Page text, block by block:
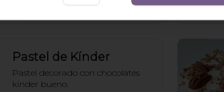
Pastel de Kínder
Pastel decorado con chocolates
kinder bueno.